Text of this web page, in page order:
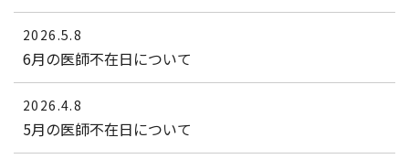
2026.5.8
6月の医師不在日について
2026.4.8
5月の医師不在日について